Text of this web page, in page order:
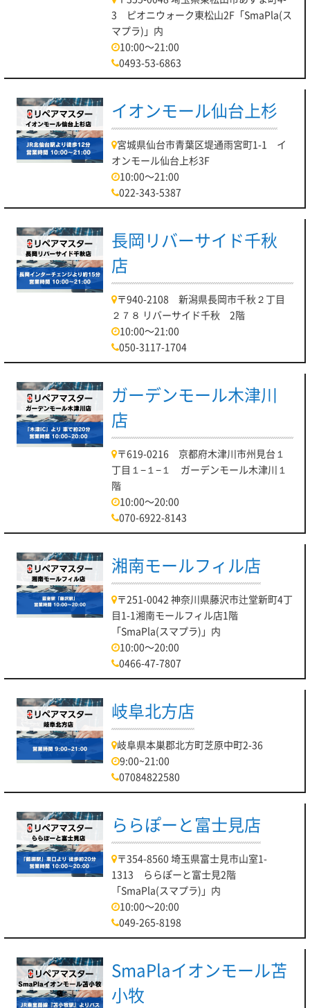
3 ピオニウォーク東松山2F「SmaPla(ス
マプラ)」内
10:00～21:00
0493-53-6863
イオンモール仙台上杉
宮城県仙台市青葉区堤通雨宮町1-1 イ
オンモール仙台上杉3F
10:00～21:00
022-343-5387
長岡リバーサイド千秋
店
〒940-2108 新潟県長岡市千秋２丁目
２７８ リバーサイド千秋 2階
10:00～21:00
050-3117-1704
ガーデンモール木津川
店
〒619-0216 京都府木津川市州見台１
丁目１−１−１ ガーデンモール木津川１
階
10:00～20:00
070-6922-8143
湘南モールフィル店
〒251-0042 神奈川県藤沢市辻堂新町4丁
目1-1湘南モールフィル店1階
「SmaPla(スマプラ)」内
10:00～20:00
0466-47-7807
岐阜北方店
岐阜県本巣郡北方町芝原中町2-36
9:00~21:00
07084822580
ららぽーと富士見店
〒354-8560 埼玉県富士見市山室1-
1313 ららぽーと富士見2階
「SmaPla(スマプラ)」内
10:00～20:00
049-265-8198
SmaPlaイオンモール苫
小牧